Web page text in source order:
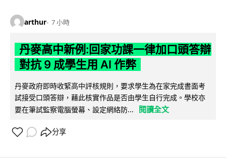
arthur 7 小時
丹麥高中新例:回家功課一律加口頭答辯
對抗 9 成學生用 AI 作弊
丹麥政府即時收緊高中評核規則，要求學生為在家完成書面考
試接受口頭答辯，藉此核實作品是否由學生自行完成。學校亦
要在筆試監察電腦螢幕、設定網絡防...
閱讀全文
分享